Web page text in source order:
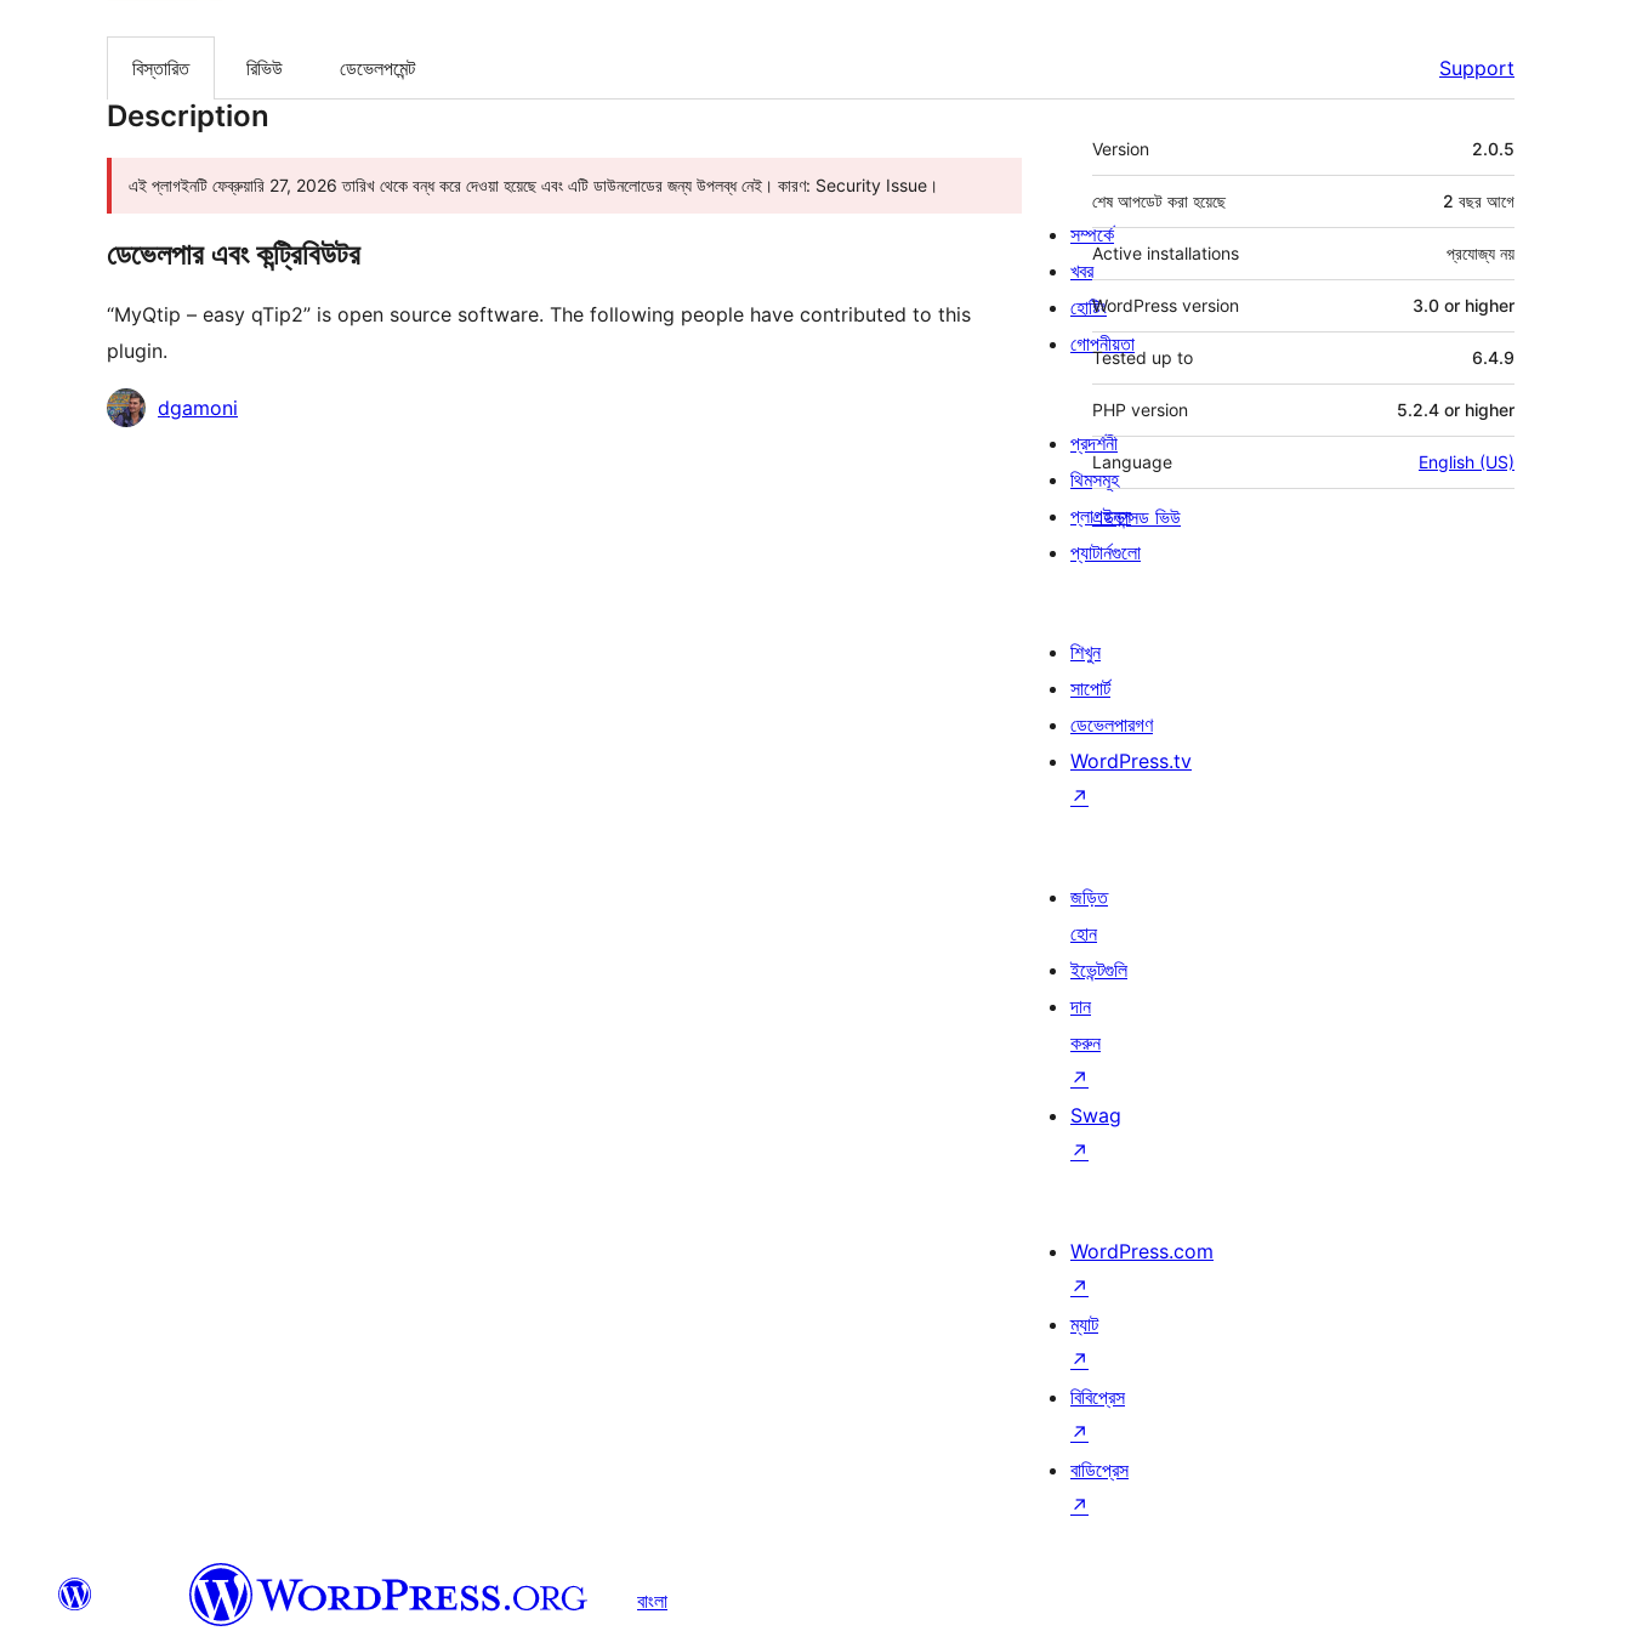
বিস্তারিত রিভিউ ডেভেলপমেন্ট Support
Description
এই প্লাগইনটি ফেব্রুয়ারি 27, 2026 তারিখ থেকে বন্ধ করে দেওয়া হয়েছে এবং এটি ডাউনলোডের জন্য উপলব্ধ নেই। কারণ: Security Issue।
ডেভেলপার এবং কন্ট্রিবিউটর
“MyQtip – easy qTip2” is open source software. The following people have contributed to this
plugin.
কন্ট্রিবিউটরdgamoni
মেটা
Version 2.0.5
শেষ আপডেট করা হয়েছে 2 বছর আগে
Active installations প্রযোজ্য নয়
WordPress version 3.0 or higher
Tested up to 6.4.9
PHP version 5.2.4 or higher
Language English (US)
এডভান্সড ভিউ
সম্পর্কে
খবর
হোষ্টিং
গোপনীয়তা
প্রদর্শনী
থিমসমূহ
প্লাগইনস
প্যাটার্নগুলো
শিখুন
সাপোর্ট
ডেভেলপারগণ
WordPress.tv
↗
জড়িত
হোন
ইভেন্টগুলি
দান
করুন
↗
Swag
↗
WordPress.com
↗
ম্যাট
↗
বিবিপ্রেস
↗
বাডিপ্রেস
↗
বাংলা